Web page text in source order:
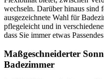
wechseln. Darüber hinaus sind
ausgezeichnete Wahl für
pflegeleicht und in
dass Sie immer etwas
Maßgeschneiderter
Badezimmer